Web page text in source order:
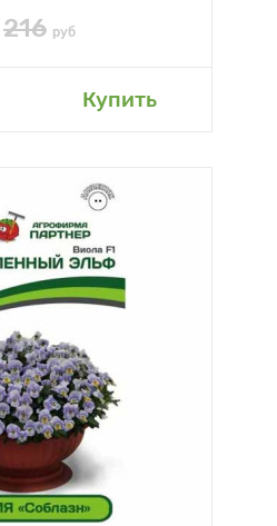
216 руб
Купить